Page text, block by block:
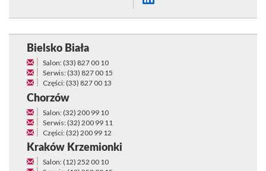
Bielsko Biała
Salon: (33) 827 00 10
Serwis: (33) 827 00 15
Części: (33) 827 00 13
Chorzów
Salon: (32) 200 99 10
Serwis: (32) 200 99 11
Części: (32) 200 99 12
Kraków Krzemionki
Salon: (12) 252 00 10